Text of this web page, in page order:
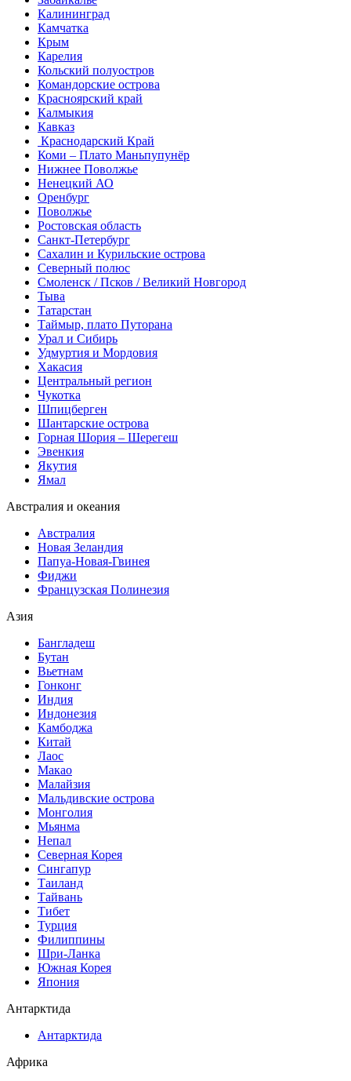
Калининград
Камчатка
Крым
Карелия
Кольский полуостров
Командорские острова
Красноярский край
Калмыкия
Кавказ
Краснодарский Край
Коми – Плато Маньпупунёр
Нижнее Поволжье
Ненецкий АО
Оренбург
Поволжье
Ростовская область
Санкт-Петербург
Сахалин и Курильские острова
Северный полюс
Смоленск / Псков / Великий Новгород
Тыва
Татарстан
Таймыр, плато Путорана
Урал и Сибирь
Удмуртия и Мордовия
Хакасия
Центральный регион
Чукотка
Шпицберген
Шантарские острова
Горная Шория – Шерегеш
Эвенкия
Якутия
Ямал
Австралия и океания
Австралия
Новая Зеландия
Папуа-Новая-Гвинея
Фиджи
Французская Полинезия
Азия
Бангладеш
Бутан
Вьетнам
Гонконг
Индия
Индонезия
Камбоджа
Китай
Лаос
Макао
Малайзия
Мальдивские острова
Монголия
Мьянма
Непал
Северная Корея
Сингапур
Таиланд
Тайвань
Тибет
Турция
Филиппины
Шри-Ланка
Южная Корея
Япония
Антарктида
Антарктида
Африка